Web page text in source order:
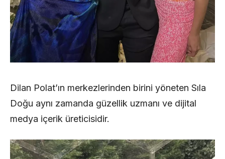
Dilan Polat’ın merkezlerinden birini yöneten Sıla
Doğu aynı zamanda güzellik uzmanı ve dijital
medya içerik üreticisidir.